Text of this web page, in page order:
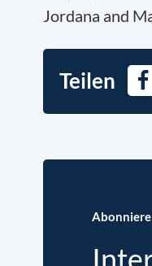
Jordana and
Teilen